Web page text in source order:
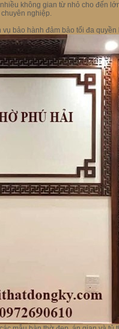
không gian từ nhỏ cho đến
nghiệp.
bảo hành đảm bảo tối đa